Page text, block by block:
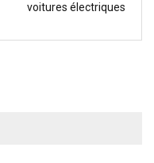
voitures électriques